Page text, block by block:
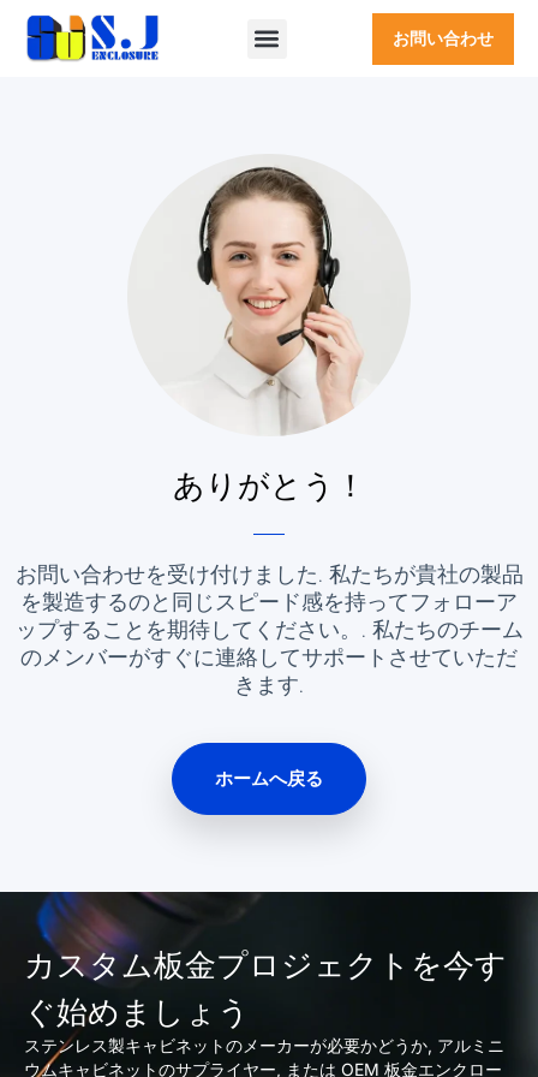
お問い合わせ
ありがとう！
お問い合わせを受け付けました. 私たちが貴社の製品
を製造するのと同じスピード感を持ってフォローア
ップすることを期待してください。. 私たちのチーム
のメンバーがすぐに連絡してサポートさせていただ
きます.
ホームへ戻る
カスタム板金プロジェクトを今す
ぐ始めましょう
ステンレス製キャビネットのメーカーが必要かどうか, アルミニ
ウムキャビネットのサプライヤー, または OEM 板金エンクロー